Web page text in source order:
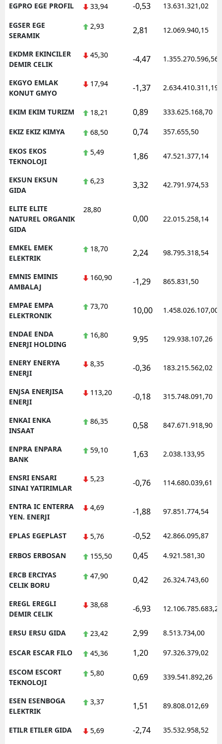
EGPRO EGE PROFIL 33,94 -0,53 13.631.321,02
EGSER EGE
SERAMIK
2,93 2,81 12.069.940,15
EKDMR EKINCILER
DEMIR CELIK
45,30 -4,47 1.355.270.596,56
EKGYO EMLAK
KONUT GMYO
17,94 -1,37 2.634.410.311,19
EKIM EKIM TURIZM 18,21 0,89 333.625.168,70
EKIZ EKIZ KIMYA 68,50 0,74 357.655,50
EKOS EKOS
TEKNOLOJI
5,49 1,86 47.521.377,14
EKSUN EKSUN
GIDA
6,23 3,32 42.791.974,53
ELITE ELITE
NATUREL ORGANIK
GIDA
28,80
0,00 22.015.258,14
EMKEL EMEK
ELEKTRIK
18,70 2,24 98.795.318,54
EMNIS EMINIS
AMBALAJ
160,90 -1,29 865.831,50
EMPAE EMPA
ELEKTRONIK
73,70 10,00 1.458.026.107,00
ENDAE ENDA
ENERJI HOLDING
16,80 9,95 129.938.107,26
ENERY ENERYA
ENERJI
8,35 -0,36 183.215.562,02
ENJSA ENERJISA
ENERJI
113,20 -0,18 315.748.091,70
ENKAI ENKA
INSAAT
86,35 0,58 847.671.918,90
ENPRA ENPARA
BANK
59,10 1,63 2.038.133,95
ENSRI ENSARI
SINAI YATIRIMLAR
5,23 -0,76 114.680.039,61
ENTRA IC ENTERRA
YEN. ENERJI
4,69 -1,88 97.851.774,54
EPLAS EGEPLAST 5,76 -0,52 42.866.095,87
ERBOS ERBOSAN 155,50 0,45 4.921.581,30
ERCB ERCIYAS
CELIK BORU
47,90 0,42 26.324.743,60
EREGL EREGLI
DEMIR CELIK
38,68 -6,93 12.106.785.683,20
ERSU ERSU GIDA 23,42 2,99 8.513.734,00
ESCAR ESCAR FILO 45,36 1,20 97.326.379,02
ESCOM ESCORT
TEKNOLOJI
5,80 0,69 339.541.892,26
ESEN ESENBOGA
ELEKTRIK
3,37 1,51 89.808.012,69
ETILR ETILER GIDA 5,69 -2,74 35.532.958,52